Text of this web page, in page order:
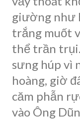
giường như
trắng muốt
thể trần
sưng húp vì
hoàng, giờ
căm phẫn
vào Ông